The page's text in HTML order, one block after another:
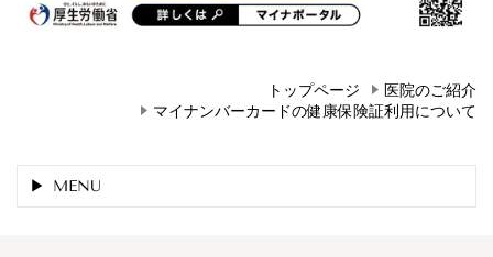
トップページ
医院のご紹介
マイナンバーカードの健康保険証利用について
MENU